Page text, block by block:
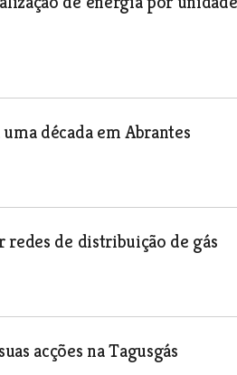
década em Abrantes
de distribuição de gás
acções na Tagusgás